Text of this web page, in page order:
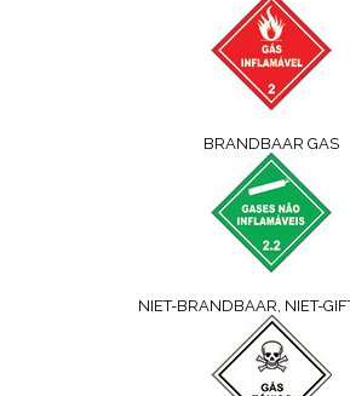
BRANDBAAR GAS
NIET-BRANDBAAR, NIET-